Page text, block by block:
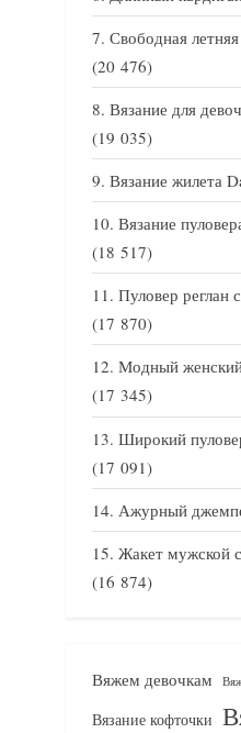
Свободная
(20 476)
Вязание для
(19 035)
Вязание жилета
Вязание
(18 517)
Пуловер реглан
(17 870)
Модный
(17 345)
Широкий
(17 091)
Ажурный
Жакет мужской
(16 874)
Вяжем девочкам
Вязание кофточки